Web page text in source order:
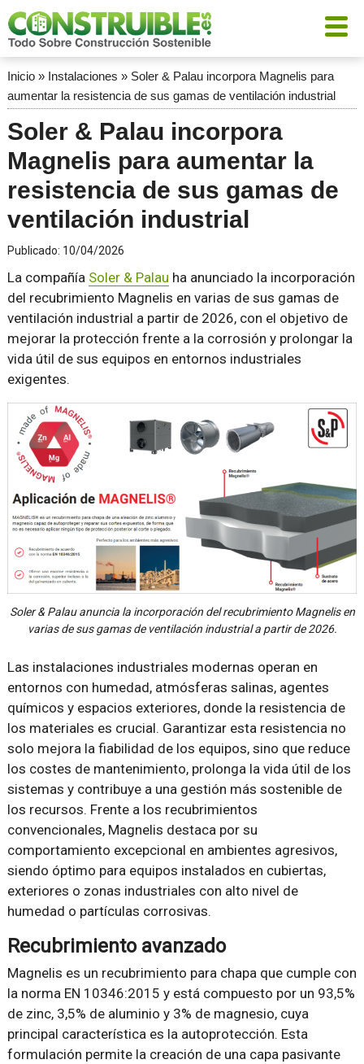
Inicio» Instalaciones » Soler & Palau incorpora Magnelis para
aumentar la resistencia de sus gamas de ventilación industrial
Soler & Palau incorpora
Magnelis para aumentar la
resistencia de sus gamas de
ventilación industrial
Publicado: 10/04/2026
La compañía Soler & Palau ha anunciado la incorporación
del recubrimiento Magnelis en varias de sus gamas de
ventilación industrial a partir de 2026, con el objetivo de
mejorar la protección frente a la corrosión y prolongar la
vida útil de sus equipos en entornos industriales
exigentes.
Soler & Palau anuncia la incorporación del recubrimiento Magnelis en
varias de sus gamas de ventilación industrial a partir de 2026.
Las instalaciones industriales modernas operan en
entornos con humedad, atmósferas salinas, agentes
químicos y espacios exteriores, donde la resistencia de
los materiales es crucial. Garantizar esta resistencia no
solo mejora la fiabilidad de los equipos, sino que reduce
los costes de mantenimiento, prolonga la vida útil de los
sistemas y contribuye a una gestión más sostenible de
los recursos. Frente a los recubrimientos
convencionales, Magnelis destaca por su
comportamiento excepcional en ambientes agresivos,
siendo óptimo para equipos instalados en cubiertas,
exteriores o zonas industriales con alto nivel de
humedad o partículas corrosivas.
Recubrimiento avanzado
Magnelis es un recubrimiento para chapa que cumple con
la norma EN 10346:2015 y está compuesto por un 93,5%
de zinc, 3,5% de aluminio y 3% de magnesio, cuya
principal característica es la autoprotección. Esta
formulación permite la creación de una capa pasivante